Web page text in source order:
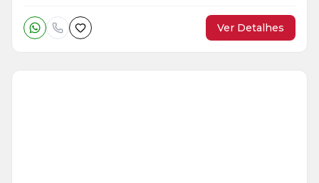
Ver Detalhes